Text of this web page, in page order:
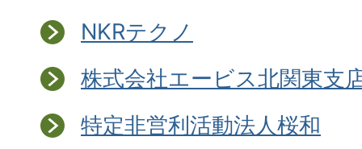
NKRテクノ
株式会社エービス北関東支
特定非営利活動法人桜和